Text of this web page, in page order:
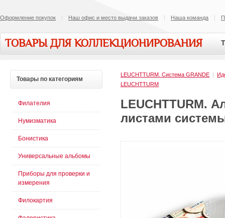
Оформление покупок Наш офис и место выдачи заказов Наша команда
ТОВАРЫ ДЛЯ КОЛЛЕКЦИОНИРОВАНИЯ
LEUCHTTURM. Cистема GRANDE |
LEUCHTTURM
LEUCHTTURM.
листами
Товары по категориям
Филателия
Нумизматика
Бонистика
Универсальные альбомы
Приборы для проверки и
измерения
Филокартия